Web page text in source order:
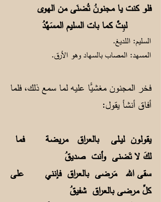
فلو كنت يا مجنونُ تُضنَى من الهوى
لبِتَّ كما بات السليم المسَهَّدُ
السليم: اللديغ.
المسهد: المصاب بالسهاد وهو الأرق.
فخر المجنون مغشيًّا عليه لما سمع ذلك، فلما
أفاق أنشأ يقول:
يقولون ليــلى بالعراق مريضة فما
لكَ لا تَضنى وأنت صديقُ
سقى الله مَرضى بالعراق فإنني على
كلِّ مرضى بالعراق شفيقُ